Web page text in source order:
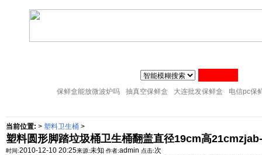
塑料整理箱 塑料储物架
保鲜盒能放微波炉吗 抽真空保鲜盒 大连批发保鲜盒 电信pc保
当前位置: > 塑料卫生桶 >
塑料圆形脚踏垃圾桶卫生桶翻盖直径19cm高
时间:2010-12-10 20:25来源:未知 作者:admin 点击:次